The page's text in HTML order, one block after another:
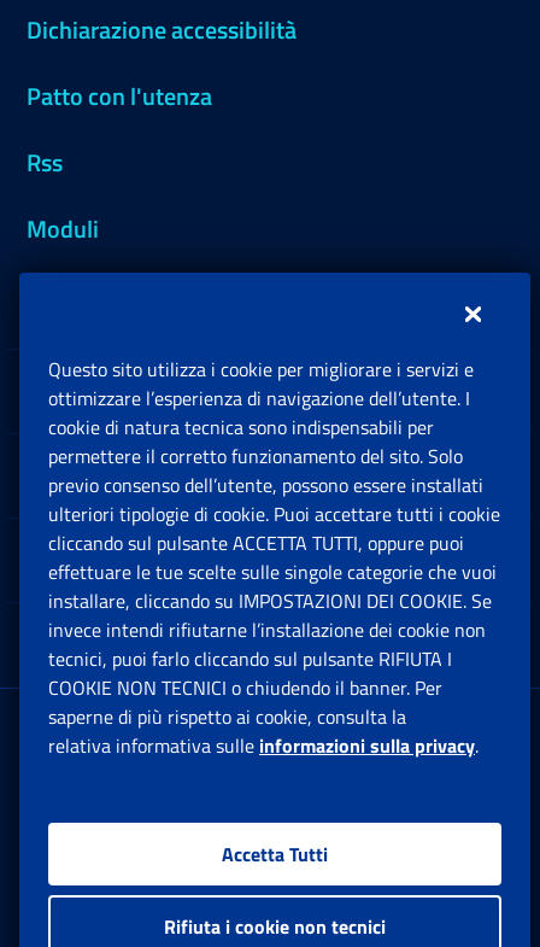
Dichiarazione accessibilità
Patto con l'utenza
Rss
Moduli
Sedi e Contatti
Software
Note Legali
App mobile
Sede Legale : Via Ciro il Grande, 21
00144 Roma
Facebook: Apre una nuova finestra
Twitter: Apre una nuova finestra
Whatsapp: Apre una nuova
Youtube: Apre una
Instagram:
Questo sito utilizza i cookie per migliorare i servizi e
ottimizzare l’esperienza di navigazione dell’utente. I
cookie di natura tecnica sono indispensabili per
permettere il corretto funzionamento del sito. Solo
previo consenso dell’utente, possono essere installati
ulteriori tipologie di cookie. Puoi accettare tutti i cookie
cliccando sul pulsante ACCETTA TUTTI, oppure puoi
effettuare le tue scelte sulle singole categorie che vuoi
installare, cliccando su IMPOSTAZIONI DEI COOKIE. Se
invece intendi rifiutarne l’installazione dei cookie non
tecnici, puoi farlo cliccando sul pulsante RIFIUTA I
COOKIE NON TECNICI o chiudendo il banner. Per
saperne di più rispetto ai cookie, consulta la
relativa informativa sulle informazioni sulla privacy.
Accetta Tutti
Rifiuta i cookie non tecnici